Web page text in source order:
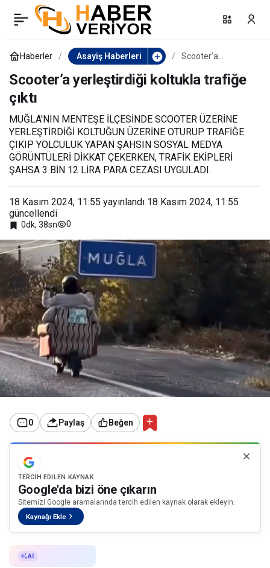
Haberler Asayiş Haberleri
Scooter’a
koltukla trafiğe
çıktı
Scooter’a yerleştirdiği koltukla trafiğe
çıktı
MUĞLA'NIN MENTEŞE İLÇESİNDE SCOOTER ÜZERİNE
YERLEŞTİRDİĞİ KOLTUĞUN ÜZERİNE OTURUP TRAFİĞE
ÇIKIP YOLCULUK YAPAN ŞAHSIN SOSYAL MEDYA
GÖRÜNTÜLERİ DİKKAT ÇEKERKEN, TRAFİK EKİPLERİ
ŞAHSA 3 BİN 12 LİRA PARA CEZASI UYGULADI.
18 Kasım 2024, 11:55 yayınlandı 18 Kasım 2024, 11:55
güncellendi
0dk, 38sn 0
0 Paylaş Beğen
TERCIH EDILEN KAYNAK
Google'da bizi öne çıkarın
Sitemizi Google aramalarında tercih edilen kaynak olarak ekleyin.
Kaynağı Ekle
AI
Fünye ile patlatılan valiz
boş çıktı
Paylaş